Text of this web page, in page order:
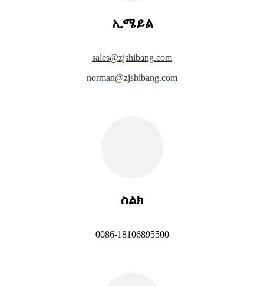
ኢሜይል
sales@zjshibang.com
norman@zjshibang.com
ስልክ
0086-18106895500